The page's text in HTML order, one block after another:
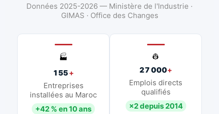
Données 2025-2026 — Ministère de l'Industrie ·
GIMAS · Office des Changes
🏭
155+
Entreprises
installées au Maroc
+42 % en 10 ans
👷
27 000+
Emplois directs
qualifiés
×2 depuis 2014